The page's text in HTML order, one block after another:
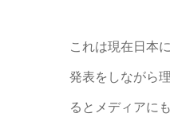
これは現在日本
発表をしながら
るとメディアに